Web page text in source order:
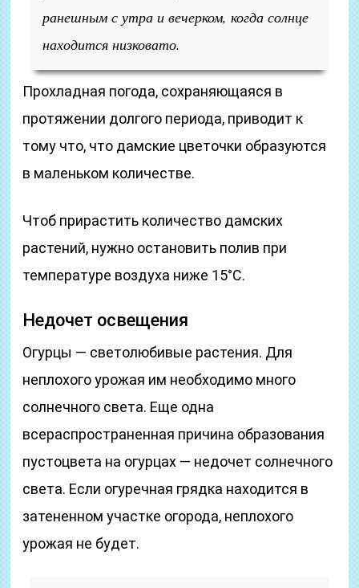
ранешным с утра и вечерком, когда солнце
находится низковато.
Прохладная погода, сохраняющаяся в
протяжении долгого периода, приводит к
тому что, что дамские цветочки образуются
в маленьком количестве.
Чтоб прирастить количество дамских
растений, нужно остановить полив при
температуре воздуха ниже 15°С.
Недочет освещения
Огурцы — светолюбивые растения. Для
неплохого урожая им необходимо много
солнечного света. Еще одна
всераспространенная причина образования
пустоцвета на огурцах — недочет солнечного
света. Если огуречная грядка находится в
затененном участке огорода, неплохого
урожая не будет.